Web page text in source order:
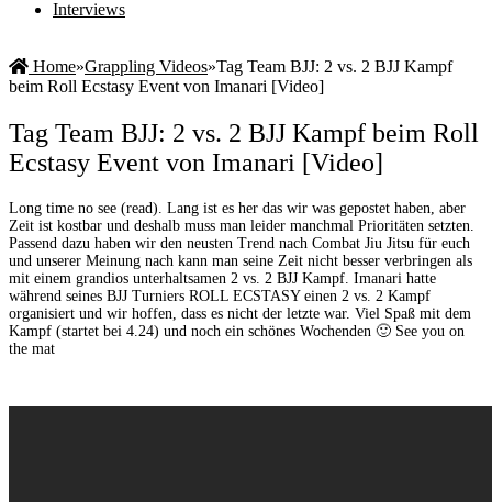
Interviews
Home»Grappling Videos»Tag Team BJJ: 2 vs. 2 BJJ Kampf
beim Roll Ecstasy Event von Imanari [Video]
Tag Team BJJ: 2 vs. 2 BJJ Kampf beim Roll
Ecstasy Event von Imanari [Video]
Long time no see (read). Lang ist es her das wir was gepostet haben, aber
Zeit ist kostbar und deshalb muss man leider manchmal Prioritäten setzten.
Passend dazu haben wir den neusten Trend nach Combat Jiu Jitsu für euch
und unserer Meinung nach kann man seine Zeit nicht besser verbringen als
mit einem grandios unterhaltsamen 2 vs. 2 BJJ Kampf. Imanari hatte
während seines BJJ Turniers ROLL ECSTASY einen 2 vs. 2 Kampf
organisiert und wir hoffen, dass es nicht der letzte war. Viel Spaß mit dem
Kampf (startet bei 4.24) und noch ein schönes Wochenden 🙂 See you on
the mat